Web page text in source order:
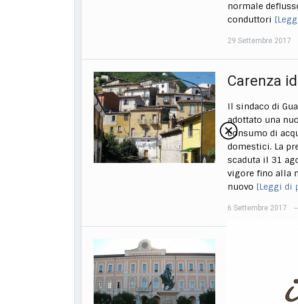
normale
conduttori
29 Settembre 2017
Carenza
Il sindaco di
adottato una
consumo di
domestici. La
scaduta il 31
vigore fino alla
nuovo [Leggi di
6 Settembre 2017 —